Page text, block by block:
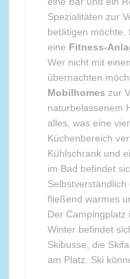
Spezialitäten zur
betätigen möchte,
eine Fitness-
Wer nicht mit
übernachten
Mobilhomes zur
naturbelassenem
alles, was eine
Küchenbereich
Kühlschrank und
im Bad befindet
fließend warmes
Der Campingplatz
Winter befindet
Skibusse, die
am Platz. Ski